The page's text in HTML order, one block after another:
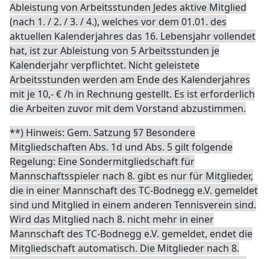
Ableistung von Arbeitsstunden Jedes aktive Mitglied
(nach 1. / 2. / 3. / 4.), welches vor dem 01.01. des
aktuellen Kalenderjahres das 16. Lebensjahr vollendet
hat, ist zur Ableistung von 5 Arbeitsstunden je
Kalenderjahr verpflichtet. Nicht geleistete
Arbeitsstunden werden am Ende des Kalenderjahres
mit je 10,- € /h in Rechnung gestellt. Es ist erforderlich
die Arbeiten zuvor mit dem Vorstand abzustimmen.
**) Hinweis: Gem. Satzung §7 Besondere
Mitgliedschaften Abs. 1d und Abs. 5 gilt folgende
Regelung: Eine Sondermitgliedschaft für
Mannschaftsspieler nach 8. gibt es nur für Mitglieder,
die in einer Mannschaft des TC-Bodnegg e.V. gemeldet
sind und Mitglied in einem anderen Tennisverein sind.
Wird das Mitglied nach 8. nicht mehr in einer
Mannschaft des TC-Bodnegg e.V. gemeldet, endet die
Mitgliedschaft automatisch. Die Mitglieder nach 8.